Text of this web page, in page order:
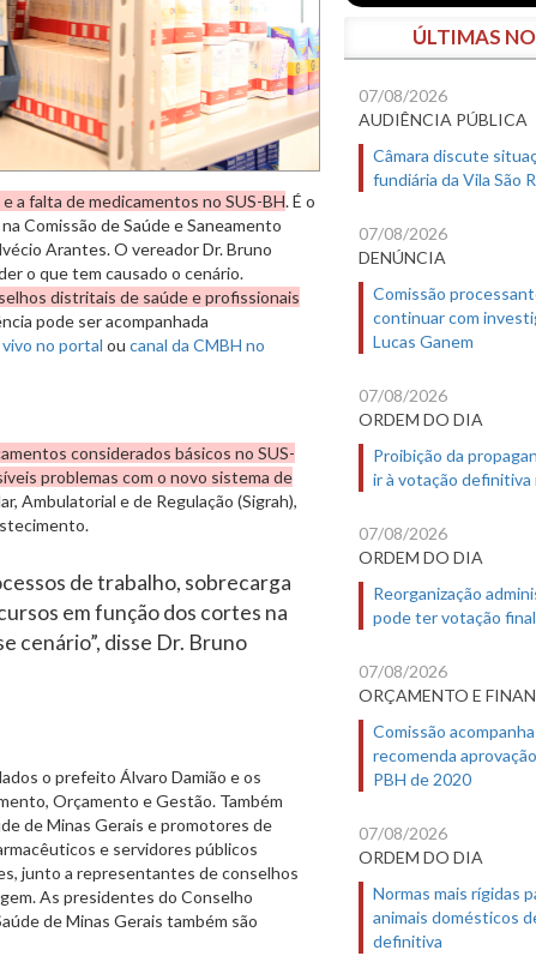
a falta de medicamentos no SUS-BH. É o
Comissão de Saúde e Saneamento
Arantes. O vereador Dr. Bruno
o que tem causado o cenário.
distritais de saúde e profissionais
pode ser acompanhada
vivo no portal ou canal da CMBH no
considerados básicos no SUS-
problemas com o novo sistema de
Ambulatorial e de Regulação (Sigrah),
de trabalho, sobrecarga
em função dos cortes na
cenário”, disse Dr. Bruno
o prefeito Álvaro Damião e os
Orçamento e Gestão. Também
de Minas Gerais e promotores de
e servidores públicos
junto a representantes de conselhos
As presidentes do Conselho
de Minas Gerais também são
ÚLTIMAS
07/08/2026
AUDIÊNCIA PÚBLICA
Câmara discute
fundiária da Vila São
07/08/2026
DENÚNCIA
Comissão
continuar com
Lucas Ganem
07/08/2026
ORDEM DO DIA
Proibição da
ir à votação definitiva
07/08/2026
ORDEM DO DIA
Reorganização
pode ter votação
07/08/2026
ORÇAMENTO E
Comissão
recomenda
PBH de 2020
07/08/2026
ORDEM DO DIA
Normas mais rígidas
animais domésticos
definitiva